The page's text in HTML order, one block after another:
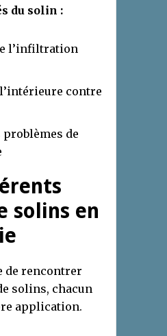
du solin :
l’infiltration
contre
problèmes de
solins en
de rencontrer
solins, chacun
application.